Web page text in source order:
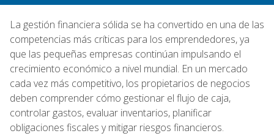
La gestión financiera sólida se ha convertido en una de las
competencias más críticas para los emprendedores, ya
que las pequeñas empresas continúan impulsando el
crecimiento económico a nivel mundial. En un mercado
cada vez más competitivo, los propietarios de negocios
deben comprender cómo gestionar el flujo de caja,
controlar gastos, evaluar inventarios, planificar
obligaciones fiscales y mitigar riesgos financieros.